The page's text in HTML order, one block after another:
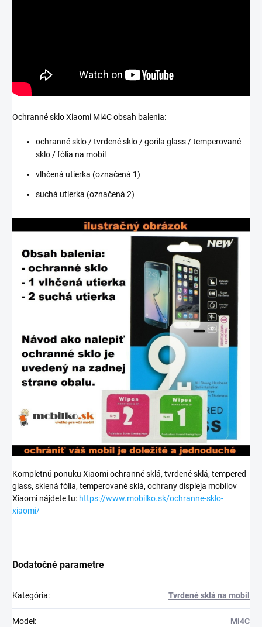
Ochranné sklo Xiaomi Mi4C obsah balenia:
ochranné sklo / tvrdené sklo / gorila glass / temperované
sklo / fólia na mobil
vlhčená utierka (označená 1)
suchá utierka (označená 2)
Kompletnú ponuku Xiaomi ochranné sklá, tvrdené sklá, tempered
glass, sklená fólia, temperované sklá, ochrany displeja mobilov
Xiaomi nájdete tu: https://www.mobilko.sk/ochranne-sklo-
xiaomi/
Dodatočné parametre
Kategória: Tvrdené sklá na mobil
Model : Mi4C